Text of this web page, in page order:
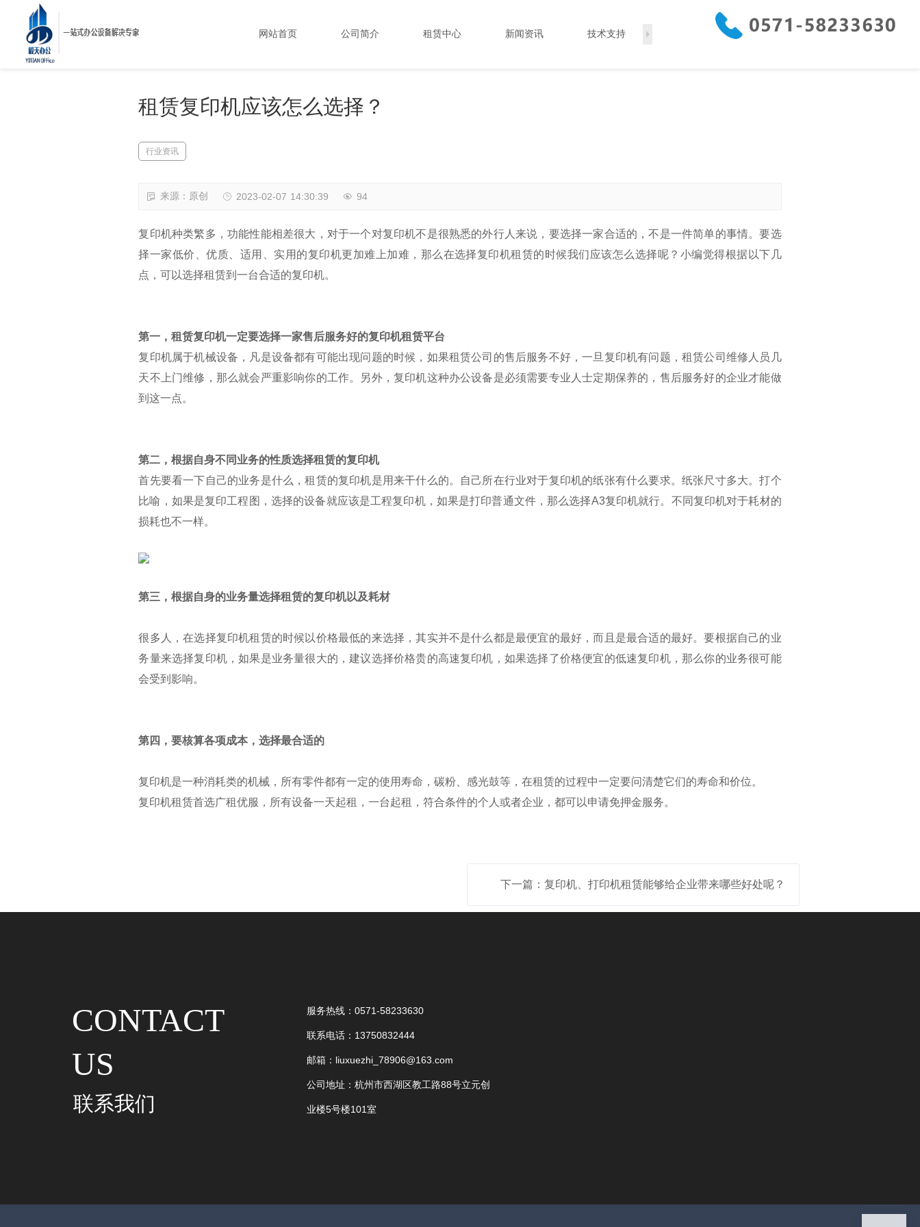
网站首页 公司简介 租赁中心 新闻资讯 技术支持 销售中心
租赁复印机应该怎么选择？
行业资讯
来源：原创 2023-02-07 14:30:39 94
复印机种类繁多，功能性能相差很大，对于一个对复印机不是很熟悉的外行人来说，要选择一家合适的，不是一件简单的事情。要选
择一家低价、优质、适用、实用的复印机更加难上加难，那么在选择复印机租赁的时候我们应该怎么选择呢？小编觉得根据以下几
点，可以选择租赁到一台合适的复印机。
第一，租赁复印机一定要选择一家售后服务好的复印机租赁平台
复印机属于机械设备，凡是设备都有可能出现问题的时候，如果租赁公司的售后服务不好，一旦复印机有问题，租赁公司维修人员几
天不上门维修，那么就会严重影响你的工作。另外，复印机这种办公设备是必须需要专业人士定期保养的，售后服务好的企业才能做
到这一点。
第二，根据自身不同业务的性质选择租赁的复印机
首先要看一下自己的业务是什么，租赁的复印机是用来干什么的。自己所在行业对于复印机的纸张有什么要求。纸张尺寸多大。打个
比喻，如果是复印工程图，选择的设备就应该是工程复印机，如果是打印普通文件，那么选择A3复印机就行。不同复印机对于耗材的
损耗也不一样。
第三，根据自身的业务量选择租赁的复印机以及耗材
很多人，在选择复印机租赁的时候以价格最低的来选择，其实并不是什么都是最便宜的最好，而且是最合适的最好。要根据自己的业
务量来选择复印机，如果是业务量很大的，建议选择价格贵的高速复印机，如果选择了价格便宜的低速复印机，那么你的业务很可能
会受到影响。
第四，要核算各项成本，选择最合适的
复印机是一种消耗类的机械，所有零件都有一定的使用寿命，碳粉、感光鼓等，在租赁的过程中一定要问清楚它们的寿命和价位。
复印机租赁首选广租优服，所有设备一天起租，一台起租，符合条件的个人或者企业，都可以申请免押金服务。
下一篇：复印机、打印机租赁能够给企业带来哪些好处呢？
CONTACT
US
联系我们
服务热线：0571-58233630
联系电话：13750832444
邮箱：liuxuezhi_78906@163.com
公司地址：杭州市西湖区教工路88号立元创
业楼5号楼101室